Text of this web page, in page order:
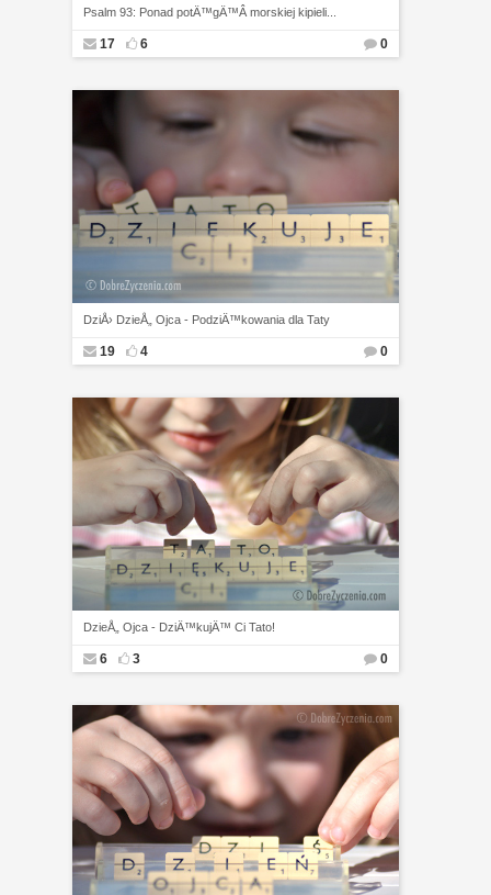
Psalm 93: Ponad potÄ™gÄ™Â morskiej kipieli...
17 6 0
DziÅ› DzieÅ„ Ojca - PodziÄ™kowania dla Taty
19 4 0
DzieÅ„ Ojca - DziÄ™kujÄ™ Ci Tato!
6 3 0